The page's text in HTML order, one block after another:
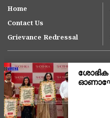
Home
Contact Us
Grievance Redressal
Copyright © 2007-